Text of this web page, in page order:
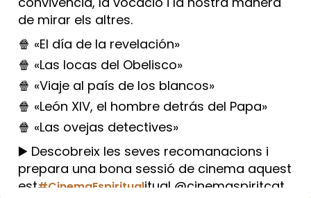
de mirar els altres.
🍿 «El día de la revelación»
🍿 «Las locas del Obelisco»
🍿 «Viaje al país de los blancos»
🍿 «León XIV, el hombre detrás del Papa»
🍿 «Las ovejas detectives»
▶️ Descobreix les seves recomanacions i
prepara una bona sessió de cinema aquest
est#CinemaEspiritualitual @cinemaspiritcat